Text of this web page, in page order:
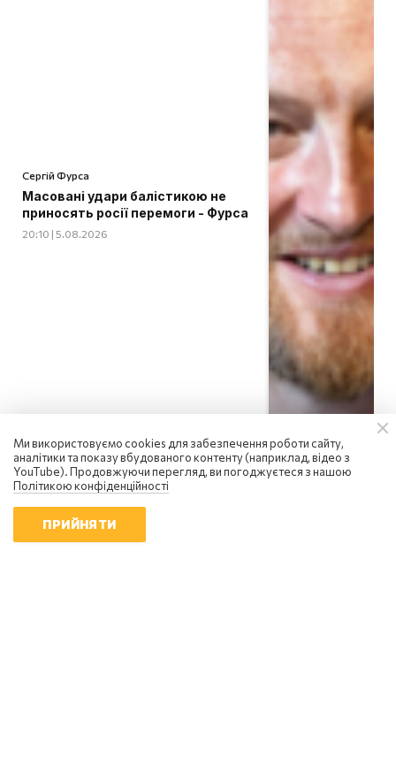
Сергій Фурса
Масовані удари балістикою не
приносять росії перемоги - Фурса
20:10 | 5.08.2026
Ми використовуємо cookies для забезпечення роботи сайту,
аналітики та показу вбудованого контенту (наприклад, відео з
YouTube). Продовжуючи перегляд, ви погоджуєтеся з нашою
Політикою конфіденційності
ПРИЙНЯТИ